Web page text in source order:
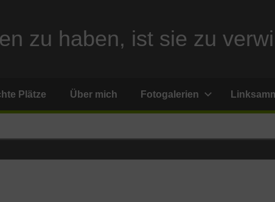
zu haben, ist sie zu
Plätze Über mich Fotogalerien